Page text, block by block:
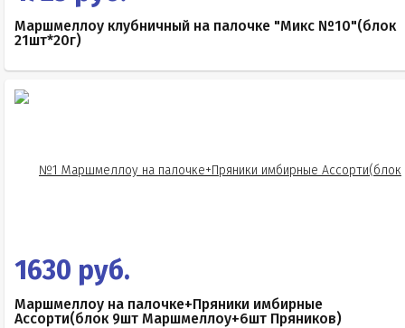
Маршмеллоу клубничный на палочке "Микс №10"(блок
21шт*20г)
1630 руб.
Маршмеллоу на палочке+Пряники имбирные
Ассорти(блок 9шт Маршмеллоу+6шт Пряников)